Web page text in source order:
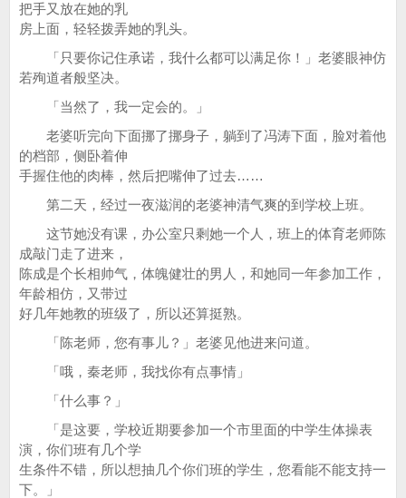
把手又放在她的乳
房上面，轻轻拨弄她的乳头。
「只要你记住承诺，我什么都可以满足你！」老婆眼神仿
若殉道者般坚决。
「当然了，我一定会的。」
老婆听完向下面挪了挪身子，躺到了冯涛下面，脸对着他
的档部，侧卧着伸
手握住他的肉棒，然后把嘴伸了过去……
第二天，经过一夜滋润的老婆神清气爽的到学校上班。
这节她没有课，办公室只剩她一个人，班上的体育老师陈
成敲门走了进来，
陈成是个长相帅气，体魄健壮的男人，和她同一年参加工作，
年龄相仿，又带过
好几年她教的班级了，所以还算挺熟。
「陈老师，您有事儿？」老婆见他进来问道。
「哦，秦老师，我找你有点事情」
「什么事？」
「是这要，学校近期要参加一个市里面的中学生体操表
演，你们班有几个学
生条件不错，所以想抽几个你们班的学生，您看能不能支持一
下。」